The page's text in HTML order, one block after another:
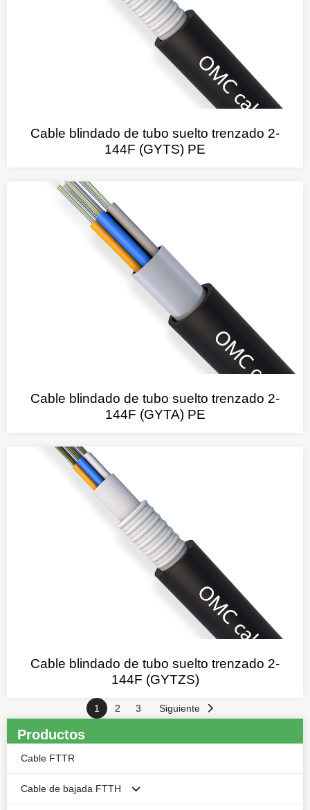
Productos
Cable FTTR
Cable de bajada FTTH
Cable blindado de tubo suelto trenzado 2-
144F (GYTS) PE
Cable blindado de tubo suelto trenzado 2-
144F (GYTA) PE
Cable blindado de tubo suelto trenzado 2-
144F (GYTZS)
1 2 3 Siguiente